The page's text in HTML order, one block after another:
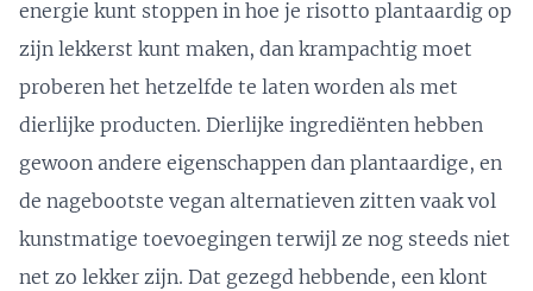
energie kunt stoppen in hoe je risotto plantaardig op
zijn lekkerst kunt maken, dan krampachtig moet
proberen het hetzelfde te laten worden als met
dierlijke producten. Dierlijke ingrediënten hebben
gewoon andere eigenschappen dan plantaardige, en
de nagebootste vegan alternatieven zitten vaak vol
kunstmatige toevoegingen terwijl ze nog steeds niet
net zo lekker zijn. Dat gezegd hebbende, een klont